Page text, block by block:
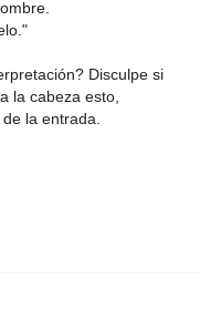
Disculpe si
la cabeza esto,
la entrada.